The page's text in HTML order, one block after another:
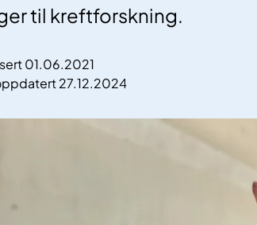
til kreftforskning.
01.06.2021
27.12.2024